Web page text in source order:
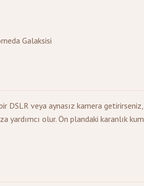
Galaksisi
DSLR veya aynasız kamera getirirseniz,
yardımcı olur. Ön plandaki karanlık kum